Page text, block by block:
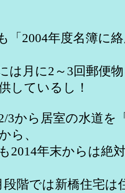
2004年度名簿に絡
月に2～3回郵便物
しているし！
3から居室の水道を
ら、
年末からは絶対
では新橋住宅は